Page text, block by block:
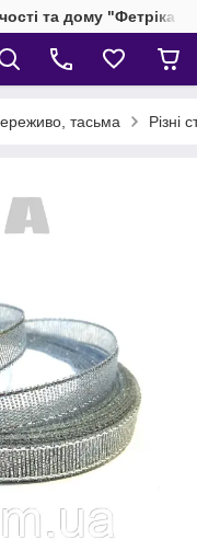
та дому "Фетріка"
тасьма Різні